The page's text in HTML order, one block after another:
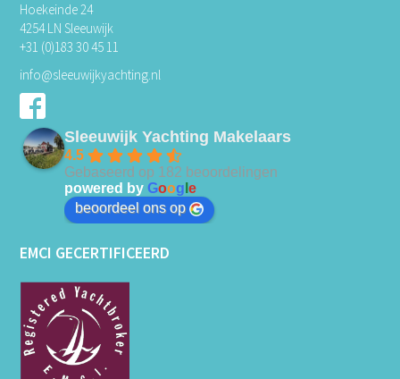
Hoekeinde 24
4254 LN Sleeuwijk
+31 (0)183 30 45 11
info@sleeuwijkyachting.nl
Sleeuwijk Yachting Makelaars
4.5
Gebaseerd op 182 beoordelingen
powered byGoog le
beoordeel ons op
EMCI GECERTIFICEERD